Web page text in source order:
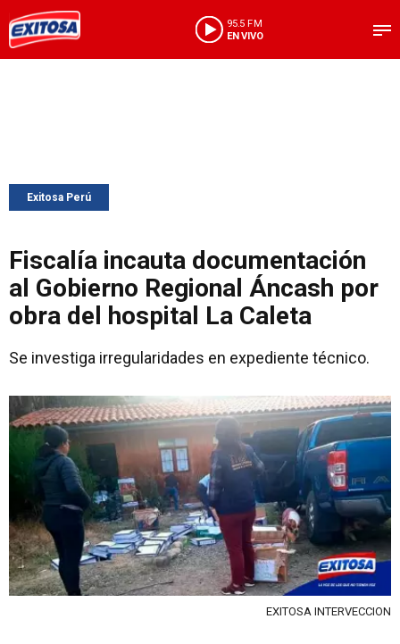
95.5 FM
EN VIVO
Exitosa Perú
Fiscalía incauta documentación
al Gobierno Regional Áncash por
obra del hospital La Caleta
Se investiga irregularidades en expediente técnico.
EXITOSA INTERVECCION